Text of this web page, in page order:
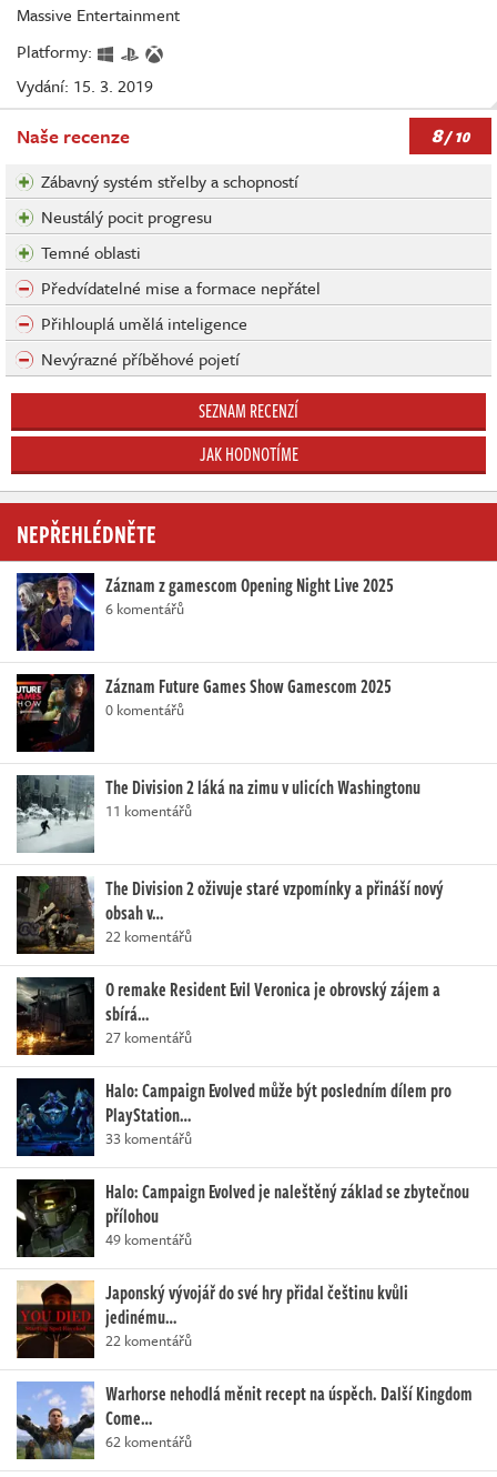
Massive Entertainment
Platformy:
Vydání: 15. 3. 2019
Naše recenze 8/ 10
Zábavný systém střelby a schopností
Neustálý pocit progresu
Temné oblasti
Předvídatelné mise a formace nepřátel
Přihlouplá umělá inteligence
Nevýrazné příběhové pojetí
SEZNAM RECENZÍ
JAK HODNOTÍME
NEPŘEHLÉDNĚTE
Záznam z gamescom Opening Night Live 2025
6 komentářů
Záznam Future Games Show Gamescom 2025
0 komentářů
The Division 2 láká na zimu v ulicích Washingtonu
11 komentářů
The Division 2 oživuje staré vzpomínky a přináší nový
obsah v…
22 komentářů
O remake Resident Evil Veronica je obrovský zájem a
sbírá…
27 komentářů
Halo: Campaign Evolved může být posledním dílem pro
PlayStation…
33 komentářů
Halo: Campaign Evolved je naleštěný základ se zbytečnou
přílohou
49 komentářů
Japonský vývojář do své hry přidal češtinu kvůli
jedinému…
22 komentářů
Warhorse nehodlá měnit recept na úspěch. Další Kingdom
Come…
62 komentářů